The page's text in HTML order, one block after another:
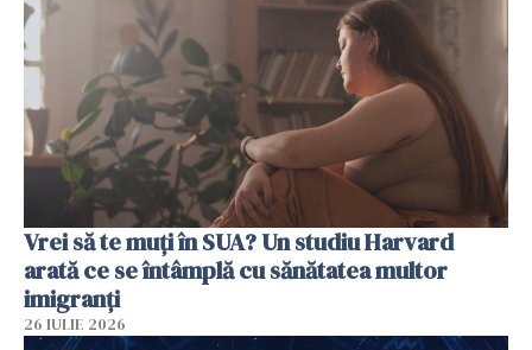
Vrei să te muți în SUA? Un studiu Harvard
arată ce se întâmplă cu sănătatea multor
imigranți
26 IULIE 2026